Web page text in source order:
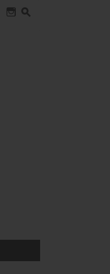
n s